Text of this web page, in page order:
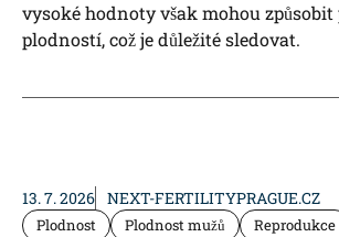
vysoké hodnoty však mohou způsobit
plodností, což je důležité sledovat.
13. 7. 2026 NEXT-FERTILITYPRAGUE.CZ
Plodnost Plodnost mužů Reprodukce